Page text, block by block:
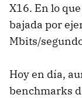
X16. En lo
bajada por
Mbits/
Hoy en día,
benchmarks